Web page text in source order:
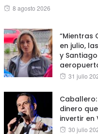
Posted
8 agosto 2026
“Mientras
en julio,
y
Posted
31 julio
dinero
invertir en
Posted
30 julio